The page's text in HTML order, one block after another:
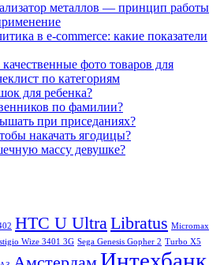
металлов — принцип работы
в e-commerce: какие показатели
фото товаров для
по категориям
для ребенка?
по фамилии?
при приседаниях?
накачать ягодицы?
массу девушке?
HTC U UltraLibratus Micromax
Wize 3401 3G Sega Genesis Gopher 2 Turbo X5